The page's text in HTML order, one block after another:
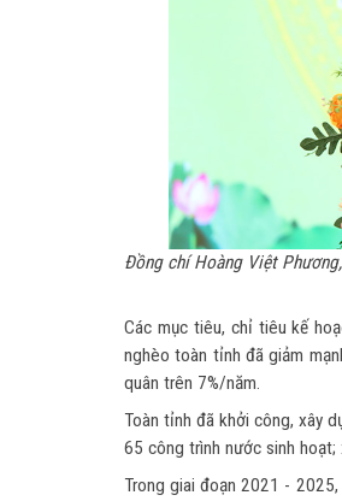
Đồng chí Hoàng Việt
Các mục tiêu, chỉ tiêu kế
nghèo toàn tỉnh đã giảm
quân trên 7%/năm.
Toàn tỉnh đã khởi công, xây
65 công trình nước sinh hoạt;
Trong giai đoạn 2021 -